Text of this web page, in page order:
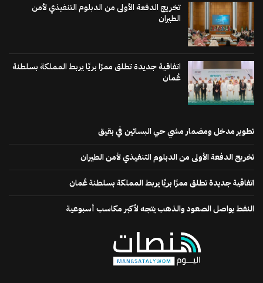
تخريج الدفعة الأولى من الدبلوم التنفيذي لأمن
الطيران
اتفاقية جديدة تطلق ممرًا بريًا يربط المملكة بسلطنة
عُمان
تطوير مدخل ومضمار مشي حي البساتين في بقيق
تخريج الدفعة الأولى من الدبلوم التنفيذي لأمن الطيران
اتفاقية جديدة تطلق ممرًا بريًا يربط المملكة بسلطنة عُمان
النفط يواصل الصعود والذهب يتجه لأكبر مكاسب أسبوعية